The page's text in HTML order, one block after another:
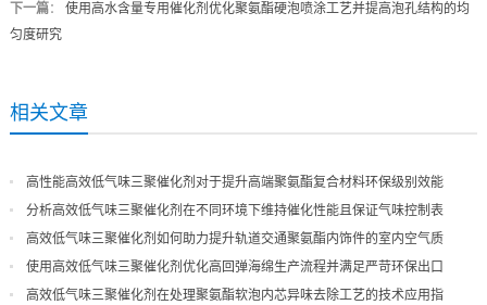
下一篇： 使用高水含量专用催化剂优化聚氨酯硬泡喷涂工艺并提高泡孔结构的均
匀度研究
相关文章
高性能高效低气味三聚催化剂对于提升高端聚氨酯复合材料环保级别效能
分析高效低气味三聚催化剂在不同环境下维持催化性能且保证气味控制表
现
高效低气味三聚催化剂如何助力提升轨道交通聚氨酯内饰件的室内空气质
量
使用高效低气味三聚催化剂优化高回弹海绵生产流程并满足严苛环保出口
高效低气味三聚催化剂在处理聚氨酯软泡内芯异味去除工艺的技术应用指